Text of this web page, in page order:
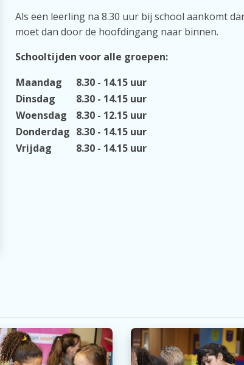
Als een leerling na 8.30 uur bij school aankomt
moet dan door de hoofdingang naar binnen.
Schooltijden voor alle groepen:
Maandag
8.30 - 14.15 uur
Dinsdag
8.30 - 14.15 uur
Woensdag
8.30 - 12.15 uur
Donderdag 8.30 - 14.15 uur
Vrijdag
8.30 - 14.15 uur